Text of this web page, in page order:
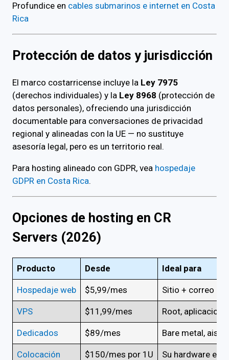
Profundice en cables submarinos e internet en Costa
Rica
Protección de datos y jurisdicción
El marco costarricense incluye la Ley 7975
(derechos individuales) y la Ley 8968 (protección de
datos personales), ofreciendo una jurisdicción
documentable para conversaciones de privacidad
regional y alineadas con la UE — no sustituye
asesoría legal, pero es un territorio real.
Para hosting alineado con GDPR, vea hospedaje
GDPR en Costa Rica.
Opciones de hosting en CR
Servers (2026)
Producto Desde Ideal para
Hospedaje web $5,99/mes Sitio + correo
VPS $11,99/mes Root,
Dedicados $89/mes Bare metal,
Colocación $150/mes por 1U Su hardware en